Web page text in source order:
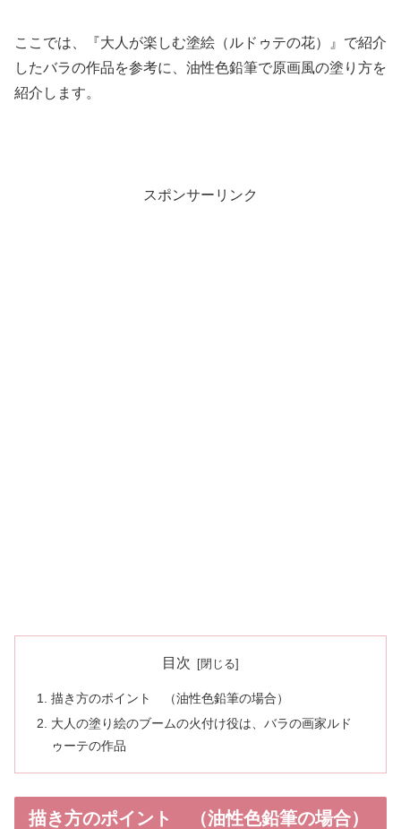
ここでは、『大人が楽しむ塗絵（ルドゥテの花）』で紹介
したバラの作品を参考に、油性色鉛筆で原画風の塗り方を
紹介します。
スポンサーリンク
目次
描き方のポイント （油性色鉛筆の場合）
大人の塗り絵のブームの火付け役は、バラの画家ルド
ゥーテの作品
描き方のポイント （油性色鉛筆の場合）